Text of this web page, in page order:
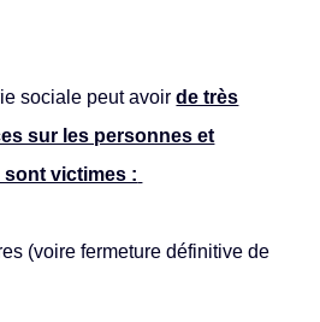
sociale peut avoirde très
sur les personnes et
victimes :
(voire fermeture définitive de